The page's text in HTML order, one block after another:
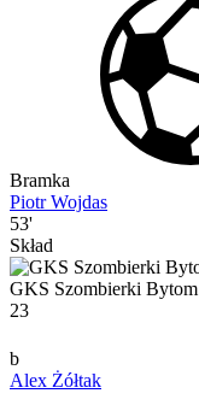
Bramka
Piotr Wojdas
53'
Skład
GKS Szombierki Bytom
23
b
Alex Żółtak